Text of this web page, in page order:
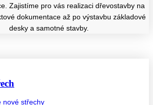
Zajistíme pro vás realizaci dřevostavby na
dokumentace až po výstavbu základové
desky a samotné stavby.
nové střechy